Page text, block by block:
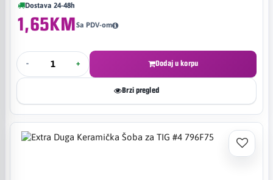
Dostava 24-48h
1,65KMSa PDV-om
- + Dodaj u korpu
Brzi pregled